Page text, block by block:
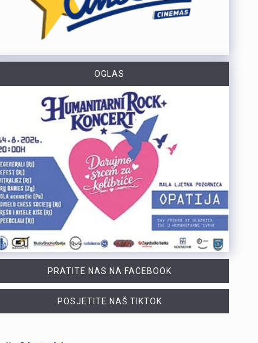
https://youtu.be/-_V3gJvjFjc Trodnevno obilježavanje Dana pobjede i 31. obljetnice Oluje u Rijeci zaključeno je bakljadom na Molo longu, gdje je zapaljeno 222 baklje za poginule branitelje Primorsko-goranske županije. Uz prigodni program, polaganje vijenaca i koncert grupe Opća opasnost, Rijeka je dostojanstveno obilježila najvažniji datum novije hrvatske povijesti. Više u videoprilogu:
Zbog dugotrajnog sušnog razdoblja i nepovoljnih hidroloških prilika na riječkom području, Grad Rijeka i Komunalno društvo Vodovod i kanalizacija uputili su apel javnosti. Građani, gospodarstvo, turistički sektor i svi ostali korisnici pozivaju se na odgovorno i racionalno korištenje vode. Vodoopskrba je u ovom trenutku stabilna te su osigurane dostatne količine zdravstveno ispravne vode za ljudsku potrošnju. Međutim, raspoložive zalihe vode postupno se smanjuju, dok je vodoopskrbni sustav izložen povećanom opterećenju. Iz tog se razloga preventivno poziva na dobrovoljnu štednju kako bi se očuvala stabilnost sustava tijekom ostatka ljeta. Ovogodišnje hidrološke prilike znatno su nepovoljnije od uobičajenih. Nakon obilnog početka godine uslijedili su izrazito sušni proljetni mjeseci. Količina oborina tijekom svibnja, lipnja i srpnja nije bila dovoljna za značajnije obnavljanje podzemnih vodnih zaliha, zbog čega se riječki vodoopskrbni sustav dulje nego inače oslanja na crpljenje vode iz priobalnih izvorišta. Unatoč nepovoljnim prilikama, razloga za zabrinutost nema. Trenutačno nema potrebe za uvođenjem ograničenja korištenja vode niti za redukcijama u vodoopskrbi. Ipak, nastavak sušnog razdoblja i najave iznadprosječno visokih temperatura zahtijevaju odgovorno upravljanje raspoloživim vodnim resursima. Preporuke za korisnike Cilj izdanih preporuka je smanjiti ukupnu dnevnu potrošnju vode za 10 do 15 posto, što se može ostvariti jednostavnim promjenama svakodnevnih navika. ne zalijevaju…
Turistička zajednica Kvarnera pokrenula je novi video serijal pod nazivom Nona Chef. Projekt se temelji na receptima koji se prenose generacijama. Nastali su od lokalnih namirnica iz mora, s otoka, iz gorja i vrtova. Cilj projekta je očuvanje kvarnerske gastronomske baštine. Recepti trebaju ostati dio svakodnevice novih generacija. Serijal upoznaje gledatelje s autentičnim kvarnerskim nonama. Prikazuje njihove obiteljske recepte i priče. Uz recepte, video susreti donose mirise domaće kuhinje. Važan dio serijala čine i lokalni dijalekti. Epizode donose izvorne izraze, sjećanja i životne priče. Svaka nova epizoda predstavlja novi recept i novo lice Kvarnera. Godina Europske regije gastronomije bila je povod za projekt. "Nadamo se da će naše none – i poneki nono - mnogima biti najljepši poziv da posjete Kvarner i upoznaju ga kroz njegove okuse", izjavila je Marijana Kalčić. Direktorica TZ Kvarnera ističe važnost ove priče. Projekt dočarava običaje i način života regije. Najave na društvenim mrežama već imaju pozitivne komentare. Publika time pokazuje da cijeni autentične priče.Serijal se može pratiti na digitalnim kanalima TZ Kvarnera. Prvi video i najava dostupni su na Instagram profilu. Poveznice na najavu serijala Nona Chef i na prvi video: https://www.instagram.com/p/DbsDD-KsUCJ/
OGLAS
PRATITE NAS NA FACEBOOK
POSJETITE NAŠ TIKTOK